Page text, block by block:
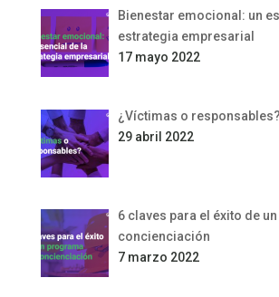
Bienestar emocional: un
estrategia empresarial
17 mayo 2022
¿Víctimas o responsables?
29 abril 2022
6 claves para el éxito de
concienciación
7 marzo 2022